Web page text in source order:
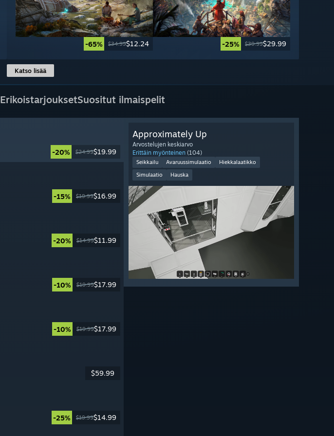
-65% $34.99$12.24 -25% $39.99$29.99
Katso lisää
ErikoistarjouksetSuositut ilmaispelit
-20% $24.99$19.99
-15% $19.99$16.99
-20% $14.99$11.99
-10% $19.99$17.99
-10% $19.99$17.99
$59.99
-25% $19.99$14.99
Approximately Up
Arvostelujen keskiarvo
Erittäin myönteinen (104)
Seikkailu Avaruussimulaatio
Hiekkalaatikko
Simulaatio
Hauska